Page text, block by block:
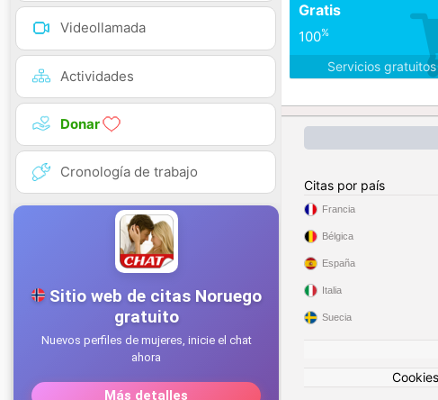
Videollamada
Actividades
Donar
Cronología de trabajo
Gratis
100%
Servicios
Citas por país
Francia
Bélgica
España
Italia
Suecia